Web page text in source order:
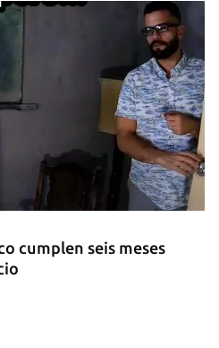
cumplen seis meses